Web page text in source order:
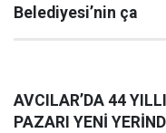
Belediyesi’nin ça
AVCILAR’DA 44
PAZARI YENİ